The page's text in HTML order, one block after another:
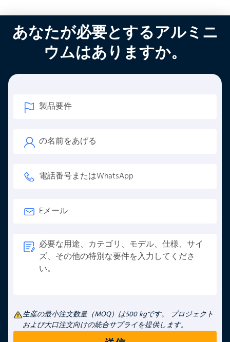
あなたが必要とするアルミニ
ウムはありますか。
生産の最小注文数量（MOQ）は500 kgです。 プロジェクト
および大口注文向けの統合サプライを提供します。